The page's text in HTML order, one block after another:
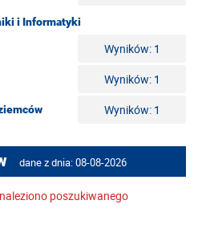
i Informatyki
Wyników: 1
Wyników: 1
Wyników: 1
dane z dnia: 08-08-2026
poszukiwanego